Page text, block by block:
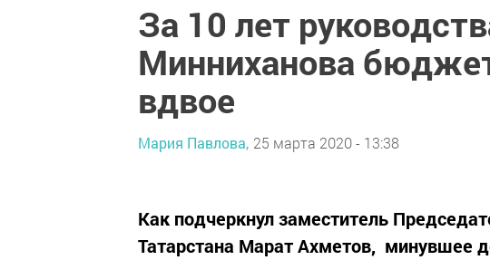
За 10 лет
Минниханова
вдвое
Мария Павлова, 25 марта 2020 - 13:38
Как подчеркнул заместитель
Татарстана Марат Ахметов, минувшее